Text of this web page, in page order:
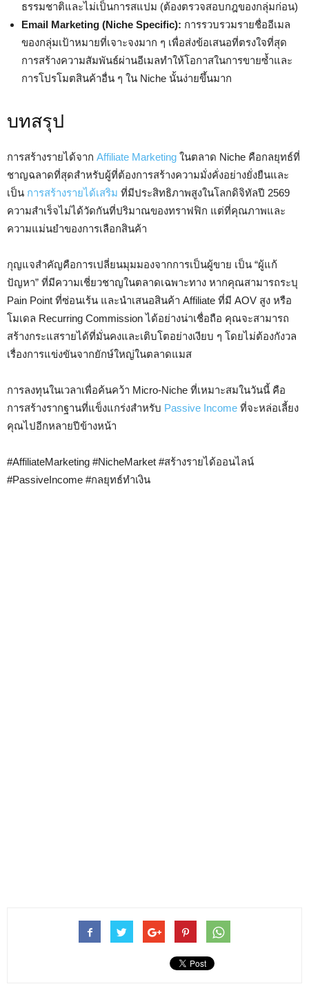
ธรรมชาติและไม่เป็นการสแปม (ต้องตรวจสอบกฎของกลุ่มก่อน)
Email Marketing (Niche Specific): การรวบรวมรายชื่ออีเมล
ของกลุ่มเป้าหมายที่เจาะจงมาก ๆ เพื่อส่งข้อเสนอที่ตรงใจที่สุด
การสร้างความสัมพันธ์ผ่านอีเมลทำให้โอกาสในการขายซ้ำและ
การโปรโมตสินค้าอื่น ๆ ใน Niche นั้นง่ายขึ้นมาก
บทสรุป
การสร้างรายได้จาก Affiliate Marketing ในตลาด Niche คือกลยุทธ์ที่
ชาญฉลาดที่สุดสำหรับผู้ที่ต้องการสร้างความมั่งคั่งอย่างยั่งยืนและ
เป็น การสร้างรายได้เสริม ที่มีประสิทธิภาพสูงในโลกดิจิทัลปี 2569
ความสำเร็จไม่ได้วัดกันที่ปริมาณของทราฟฟิก แต่ที่คุณภาพและ
ความแม่นยำของการเลือกสินค้า
กุญแจสำคัญคือการเปลี่ยนมุมมองจากการเป็นผู้ขาย เป็น “ผู้แก้
ปัญหา” ที่มีความเชี่ยวชาญในตลาดเฉพาะทาง หากคุณสามารถระบุ
Pain Point ที่ซ่อนเร้น และนำเสนอสินค้า Affiliate ที่มี AOV สูง หรือ
โมเดล Recurring Commission ได้อย่างน่าเชื่อถือ คุณจะสามารถ
สร้างกระแสรายได้ที่มั่นคงและเติบโตอย่างเงียบ ๆ โดยไม่ต้องกังวล
เรื่องการแข่งขันจากยักษ์ใหญ่ในตลาดแมส
การลงทุนในเวลาเพื่อค้นคว้า Micro-Niche ที่เหมาะสมในวันนี้ คือ
การสร้างรากฐานที่แข็งแกร่งสำหรับ Passive Income ที่จะหล่อเลี้ยง
คุณไปอีกหลายปีข้างหน้า
#AffiliateMarketing #NicheMarket #สร้างรายได้ออนไลน์
#PassiveIncome #กลยุทธ์ทำเงิน